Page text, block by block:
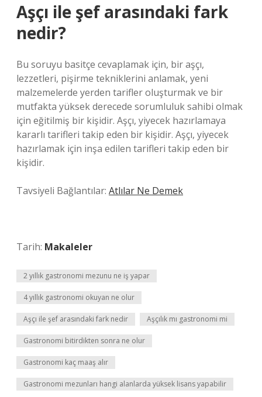
Aşçı ile şef arasındaki fark
nedir?
Bu soruyu basitçe cevaplamak için, bir aşçı,
lezzetleri, pişirme tekniklerini anlamak, yeni
malzemelerde yerden tarifler oluşturmak ve bir
mutfakta yüksek derecede sorumluluk sahibi olmak
için eğitilmiş bir kişidir. Aşçı, yiyecek hazırlamaya
kararlı tarifleri takip eden bir kişidir. Aşçı, yiyecek
hazırlamak için inşa edilen tarifleri takip eden bir
kişidir.
Tavsiyeli Bağlantılar: Atlılar Ne Demek
Tarih: Makaleler
2 yıllık gastronomi mezunu ne iş yapar
4 yıllık gastronomi okuyan ne olur
Aşçı ile şef arasındaki fark nedir Aşçılık mı gastronomi mi
Gastronomi bitirdikten sonra ne olur
Gastronomi kaç maaş alır
Gastronomi mezunları hangi alanlarda yüksek lisans yapabilir